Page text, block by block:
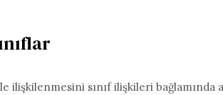
sınıf ilişkileri bağlamında